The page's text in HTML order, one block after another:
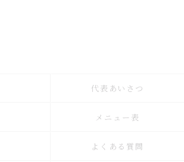
代表あいさつ
メニュー表
よくある質問